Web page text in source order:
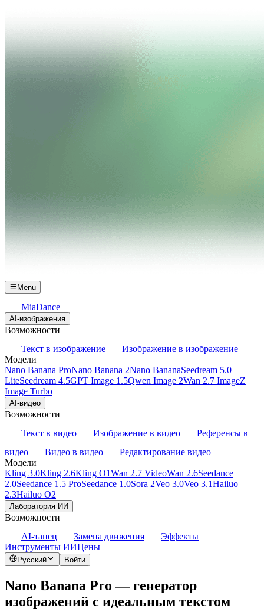
Menu
MiaDance
AI-изображения
Возможности
Текст в изображение
Изображение в изображение
Модели
Nano Banana ProNano Banana 2Nano BananaSeedream 5.0
LiteSeedream 4.5GPT Image 1.5Qwen Image 2Wan 2.7 ImageZ
Image Turbo
AI-видео
Возможности
Текст в видео
Изображение в видео
Референсы в
видео
Видео в видео
Редактирование видео
Модели
Kling 3.0Kling 2.6Kling O1Wan 2.7 VideoWan 2.6Seedance
2.0Seedance 1.5 ProSeedance 1.0Sora 2Veo 3.0Veo 3.1Hailuo
2.3Hailuo O2
Лаборатория ИИ
Возможности
AI-танец
Замена движения
Эффекты
Инструменты ИИЦены
Русский Войти
Nano Banana Pro — генератор
изображений с идеальным текстом